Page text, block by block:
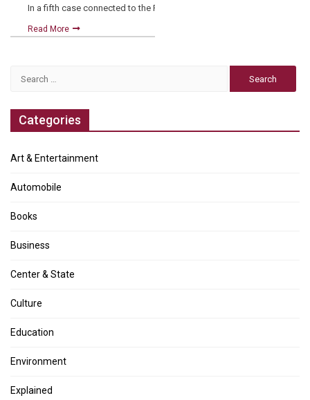
In a fifth case connected to the Fodder Scam, Lalu…
Read More
Categories
Art & Entertainment
Automobile
Books
Business
Center & State
Culture
Education
Environment
Explained